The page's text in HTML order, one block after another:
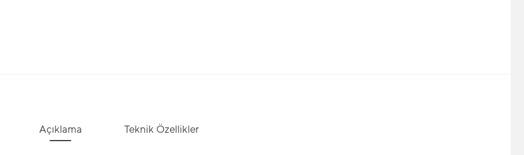
Açıklama Teknik Özellikler